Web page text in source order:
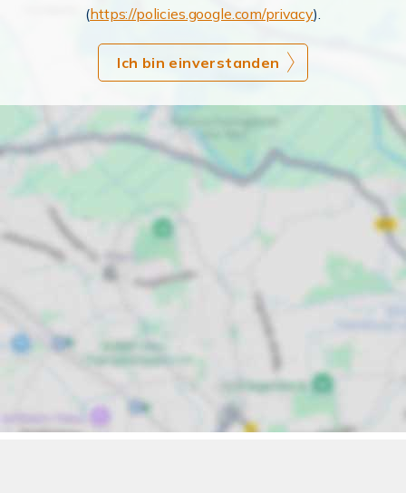
(https://policies.google.com/privacy).
Ich bin einverstanden